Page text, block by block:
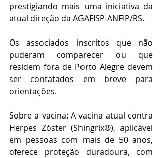
prestigiando mais uma iniciativa da
atual direção da AGAFISP-ANFIP/RS.
Os associados inscritos que não
puderam comparecer ou que
residem fora de Porto Alegre devem
ser contatados em breve para
orientações.
Sobre a vacina: A vacina atual contra
Herpes Zóster (Shingrix®), aplicável
em pessoas com mais de 50 anos,
oferece proteção duradoura, com